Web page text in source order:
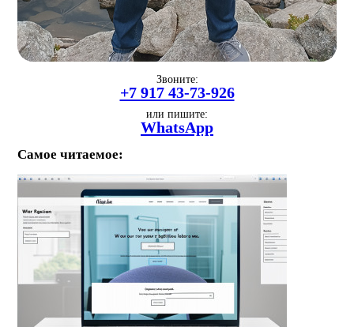
Звоните:
+7 917 43-73-926
или пишите:
WhatsApp
Самое читаемое: